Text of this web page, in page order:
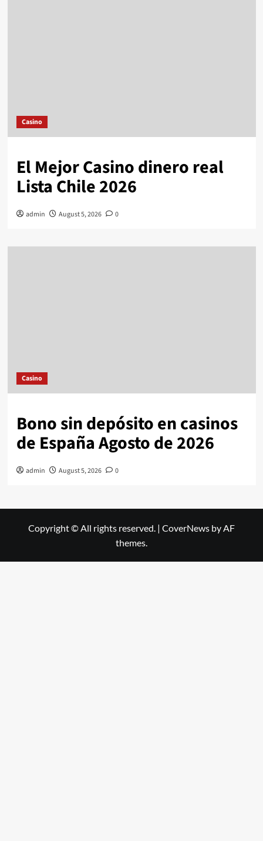
Casino
El Mejor Casino dinero real
Lista Chile 2026
admin August 5, 2026 0
Casino
Bono sin depósito en casinos
de España Agosto de 2026
admin August 5, 2026 0
Copyright © All rights reserved. | CoverNews by AF
themes.